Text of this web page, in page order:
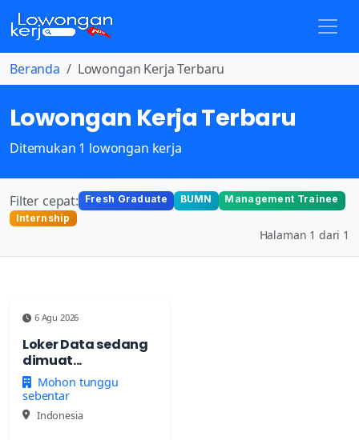
Beranda Lowongan Kerja Terbaru
Lowongan Kerja Terbaru
Ditemukan 1 lowongan kerja
Filter cepat: Fresh Graduate BUMN
Management Trainee
Internship
Halaman 1 dari 1
6 Agu 2026
Loker Data sedang
dimuat...
Mohon tunggu
sebentar
Indonesia